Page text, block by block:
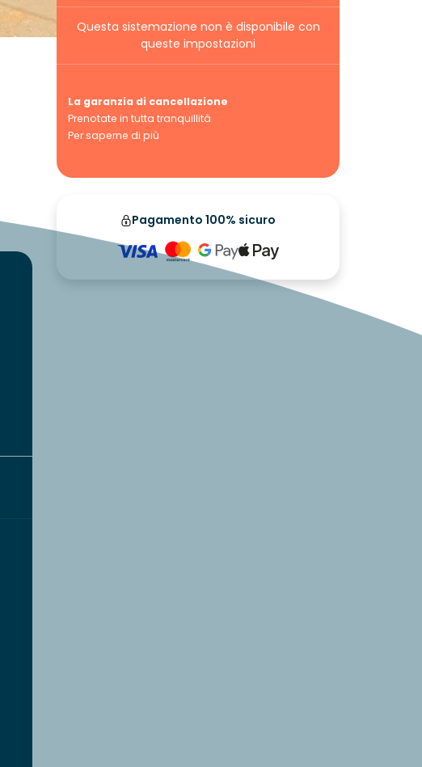
Questa sistemazione non è disponibile con
queste impostazioni
La garanzia di cancellazione
Prenotate in tutta tranquillità
Per saperne di più
Pagamento 100% sicuro